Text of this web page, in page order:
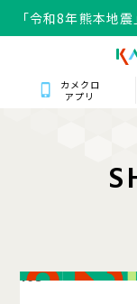
「令和8年熊本地
カメクロ
アプリ
S
103